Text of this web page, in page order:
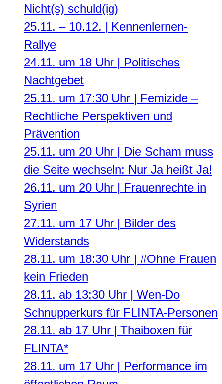
Nicht(s) schuld(ig)
25.11. – 10.12. | Kennenlernen-
Rallye
24.11. um 18 Uhr | Politisches
Nachtgebet
25.11. um 17:30 Uhr | Femizide –
Rechtliche Perspektiven und
Prävention
25.11. um 20 Uhr | Die Scham muss
die Seite wechseln: Nur Ja heißt Ja!
26.11. um 20 Uhr | Frauenrechte in
Syrien
27.11. um 17 Uhr | Bilder des
Widerstands
28.11. um 18:30 Uhr | #Ohne Frauen
kein Frieden
28.11. ab 13:30 Uhr | Wen-Do
Schnupperkurs für FLINTA-Personen
28.11. ab 17 Uhr | Thaiboxen für
FLINTA*
28.11. um 17 Uhr | Performance im